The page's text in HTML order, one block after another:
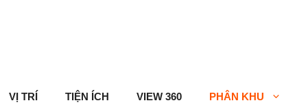
VỊ TRÍ TIỆN ÍCH VIEW 360 PHÂN KHU